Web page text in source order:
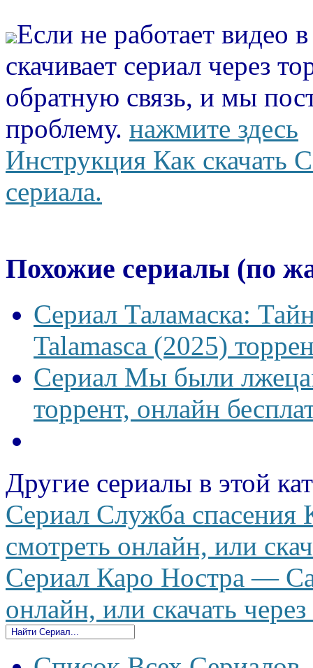
Если не работает видео
скачивает сериал через
обратную связь, и мы
проблему. нажмите здесь
Инструкция Как скачать
сериала.
Похожие сериалы (по
Сериал Таламаска:
Talamasca (2025)
Сериал Мы были
торрент, онлайн
Другие сериалы в этой
Сериал Служба
смотреть онлайн, или
Сериал Каро Ностра —
онлайн, или скачать